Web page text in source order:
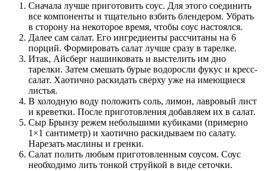
Сначала лучше приготовить соус. Для этого соединить
все компоненты и тщательно взбить блендером. Убрать
в сторону на некоторое время, чтобы соус настоялся.
Далее сам салат. Его ингредиенты рассчитаны на 6
порций. Формировать салат лучше сразу в тарелке.
Итак, Айсберг нашинковать и выстелить им дно
тарелки. Затем смешать бурые водоросли фукус и кресс-
салат. Хаотично раскидать сверху уже на имеющиеся
листья.
В холодную воду положить соль, лимон, лавровый лист
и креветки. После приготовления добавляем их в салат.
Сыр Брынзу режем небольшими кубиками (примерно
1×1 сантиметр) и хаотично раскидываем по салату.
Нарезать маслины и гренки.
Салат полить любым приготовленным соусом. Соус
необходимо лить тонкой струйкой в виде сеточки.